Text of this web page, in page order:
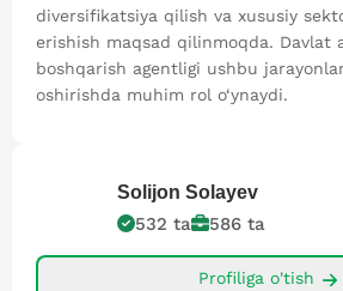
diversifikatsiya qilish va xususiy
erishish maqsad qilinmoqda. Davlat
boshqarish agentligi ushbu
oshirishda muhim rol o‘ynaydi.
Solijon Solayev
532 ta 586 ta
Profiliga o'tish